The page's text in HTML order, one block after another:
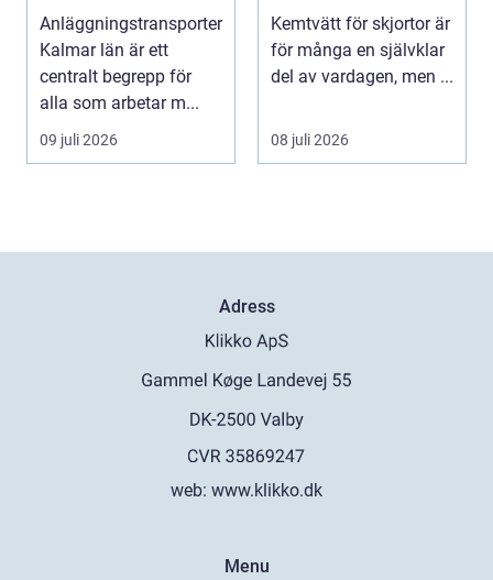
byggprojekt
Anläggningstransporter
Kalmar län är ett
centralt begrepp för
alla som arbetar m...
09 juli 2026
fungerar
professionell
klädvård i
Kemtvätt för skjortor är
för många en självklar
del av vardagen, men ...
08 juli 2026
Adress
web: www.klikko.dk
Menu